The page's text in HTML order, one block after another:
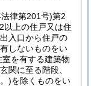
律第201号)第2
以上の住戸又は住
入口から住戸の
しないものをい
を有する建築物
関に至る階段、
)を除くものをい